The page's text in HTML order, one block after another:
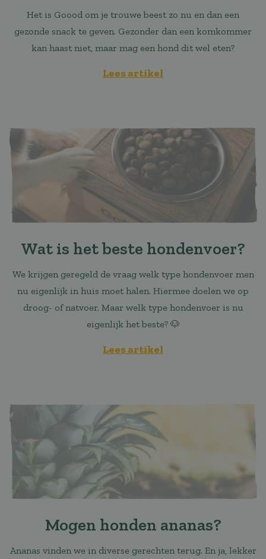
Het is Goood om je trouwe beest zo nu en dan een
gezonde snack te geven. Gezonder dan een komkommer
kan haast niet, maar mag een hond dit wel eten?
Lees artikel
Wat is het beste hondenvoer?
We krijgen geregeld de vraag welk type hondenvoer men
nu eigenlijk in huis moet halen. Hiermee doelen we op
droog- of natvoer. Maar welk type hondenvoer is nu
eigenlijk het beste? 🐶
Lees artikel
Mogen honden ananas?
Ananas vinden we in diverse gerechten terug. En ja, lekker